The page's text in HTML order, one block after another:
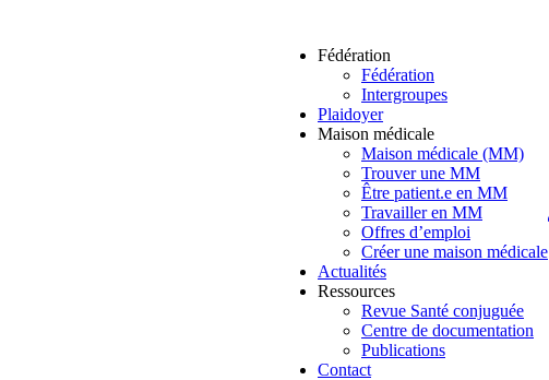
Fédération
Fédération
Intergroupes
Plaidoyer
Maison médicale
Maison médicale (MM)
Trouver une MM
Être patient.e en MM
Travailler en MM
Offres d’emploi
Créer une maison médicale
Actualités
Ressources
Revue Santé conjuguée
Centre de documentation
Publications
Contact